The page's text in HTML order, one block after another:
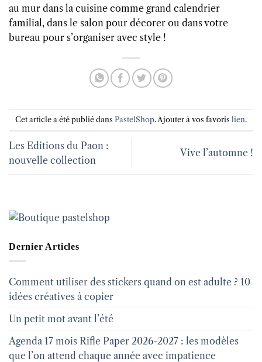
au mur dans la cuisine comme grand calendrier
familial, dans le salon pour décorer ou dans votre
bureau pour s’organiser avec style !
Cet article a été publié dans PastelShop. Ajouter à vos favoris lien.
Les Editions du Paon :
nouvelle collection
Vive l’automne !
Dernier Articles
Comment utiliser des stickers quand on est adulte ? 10
idées créatives à copier
Un petit mot avant l’été
Agenda 17 mois Rifle Paper 2026-2027 : les modèles
que l’on attend chaque année avec impatience